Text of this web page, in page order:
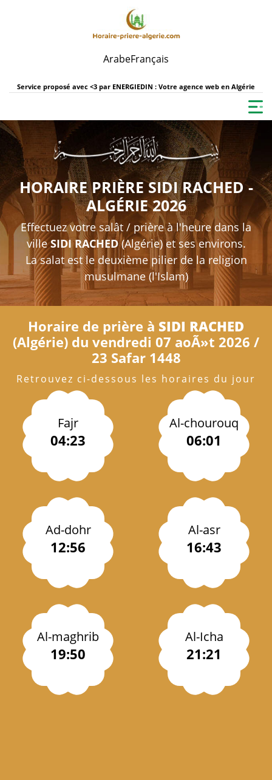
ArabeFrançais
Service proposé avec <3 par ENERGIEDIN : Votre agence web en Algérie
HORAIRE PRIÈRE SIDI RACHED -
ALGÉRIE 2026
Effectuez votre salât / prière à l'heure dans la
villeSIDI RACHED(Algérie) et ses environs.
La salat est le deuxième pilier de la religion
musulmane (l'Islam)
Horaire de prière à SIDI RACHED
(Algérie) du vendredi 07 aoÃ»t 2026 /
23 Safar 1448
Retrouvez ci-dessous les horaires du jour
Fajr
04:23
Al-chourouq
06:01
Ad-dohr
12:56
Al-asr
16:43
Al-maghrib
19:50
Al-Icha
21:21